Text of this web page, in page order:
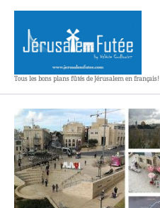
Aller
contenu
Tous les bons plans fûtés de Jérusalem en français!